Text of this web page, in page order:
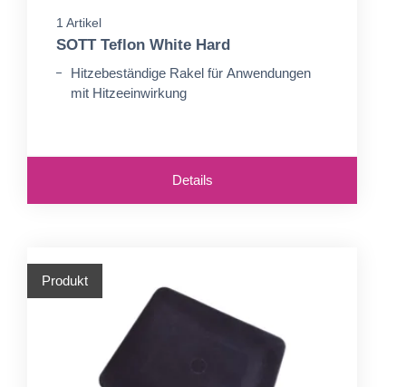
1 Artikel
SOTT Teflon White Hard
Hitzebeständige Rakel für Anwendungen
mit Hitzeeinwirkung
Details
Produkt